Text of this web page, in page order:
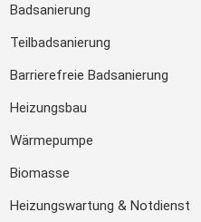
Badsanierung
Teilbadsanierung
Barrierefreie Badsanierung
Heizungsbau
Wärmepumpe
Biomasse
Heizungswartung & Notdienst